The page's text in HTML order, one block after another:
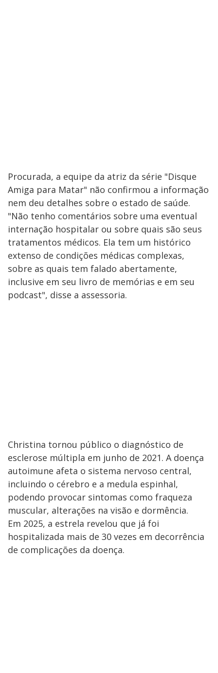
Procurada, a equipe da atriz da série "Disque
Amiga para Matar" não confirmou a informação
nem deu detalhes sobre o estado de saúde.
"Não tenho comentários sobre uma eventual
internação hospitalar ou sobre quais são seus
tratamentos médicos. Ela tem um histórico
extenso de condições médicas complexas,
sobre as quais tem falado abertamente,
inclusive em seu livro de memórias e em seu
podcast", disse a assessoria.
Christina tornou público o diagnóstico de
esclerose múltipla em junho de 2021. A doença
autoimune afeta o sistema nervoso central,
incluindo o cérebro e a medula espinhal,
podendo provocar sintomas como fraqueza
muscular, alterações na visão e dormência.
Em 2025, a estrela revelou que já foi
hospitalizada mais de 30 vezes em decorrência
de complicações da doença.